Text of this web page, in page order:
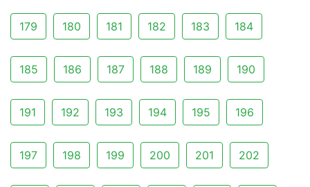
179 180 181 182 183 184
185 186 187 188 189 190
191 192 193 194 195 196
197 198 199 200 201 202